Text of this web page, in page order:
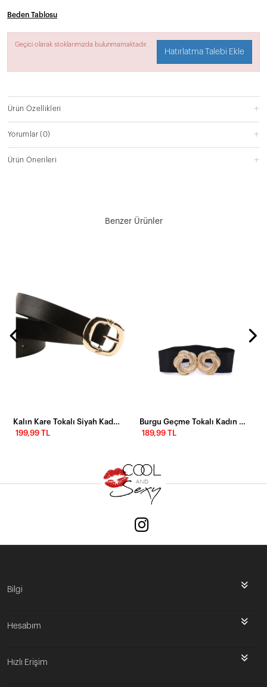
Beden Tablosu
Geçici olarak stoklarımızda bulunmamaktadır.
Hatırlatma Talebi Ekle
Ürün Özellikleri
Yorumlar(0)
Ürün Önerileri
Benzer Ürünler
199,99 TL
189,99 TL
Bilgi
Hesabım
Hızlı Erişim